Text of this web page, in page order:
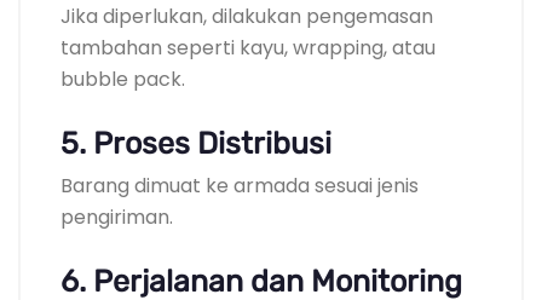
Jika diperlukan, dilakukan pengemasan
tambahan seperti kayu, wrapping, atau
bubble pack.
5. Proses Distribusi
Barang dimuat ke armada sesuai jenis
pengiriman.
6. Perjalanan dan Monitoring